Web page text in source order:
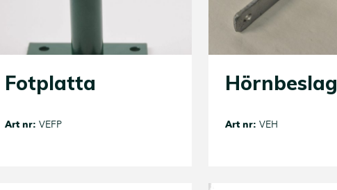
Fotplatta
Art nr: VEFP
Hörnbeslag
Art nr: VEH